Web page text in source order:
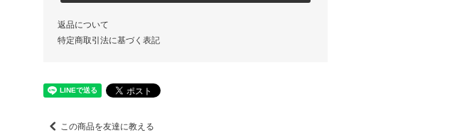
返品について
特定商取引法に基づく表記
この商品を友達に教える